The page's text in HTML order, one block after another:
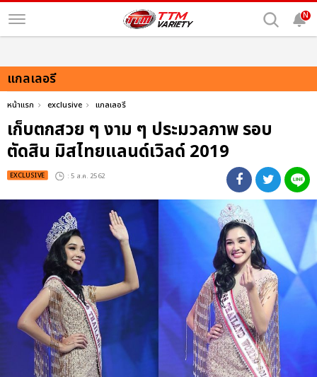
N
แกลเลอรี
หน้าแรก exclusive แกลเลอรี
เก็บตกสวย ๆ งาม ๆ ประมวลภาพ รอบ
ตัดสิน มิสไทยแลนด์เวิลด์ 2019
EXCLUSIVE : 5 ส.ค. 2562